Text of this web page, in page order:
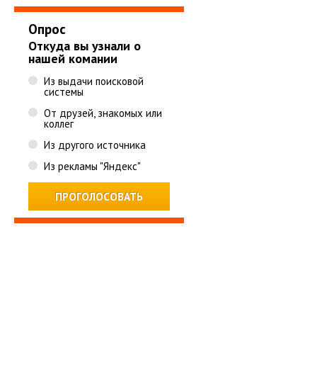
Опрос
Откуда вы узнали о
нашей комании
Из выдачи поисковой
системы
От друзей, знакомых или
коллег
Из другого источника
Из рекламы "Яндекс"